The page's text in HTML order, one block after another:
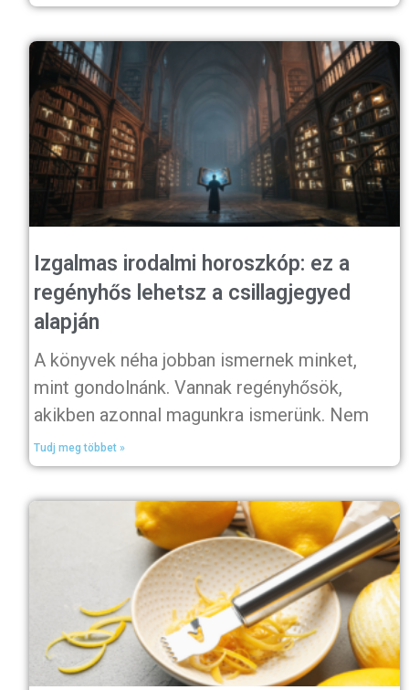
Izgalmas irodalmi horoszkóp: ez a
regényhős lehetsz a csillagjegyed
alapján
A könyvek néha jobban ismernek minket,
mint gondolnánk. Vannak regényhősök,
akikben azonnal magunkra ismerünk. Nem
Tudj meg többet »